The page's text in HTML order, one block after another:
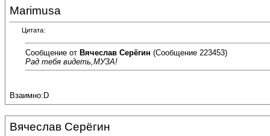
Marimusa
Цитата:
Сообщение от Вячеслав Серёгин (Сообщение 223453)
Рад тебя видеть,МУЗА!
Взаимно:D
Вячеслав Серёгин